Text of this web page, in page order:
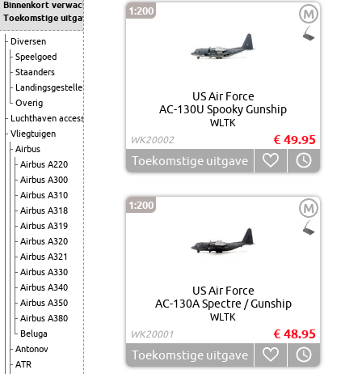
Binnenkort verwacht
Toekomstige uitgaven
Diversen
Speelgoed
Staanders
Landingsgestellen
Overig
Luchthaven accessoires
Vliegtuigen
Airbus
Airbus A220
Airbus A300
Airbus A310
Airbus A318
Airbus A319
Airbus A320
Airbus A321
Airbus A330
Airbus A340
Airbus A350
Airbus A380
Beluga
Antonov
ATR
1:200 M
US Air Force
AC-130U Spooky Gunship
WLTK
WK20002
€ 49.95
Toekomstige uitgave
1:200 M
US Air Force
AC-130A Spectre / Gunship
WLTK
WK20001
€ 48.95
Toekomstige uitgave